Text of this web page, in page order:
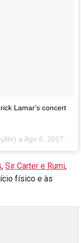
Lamar's concert
aAgo 6, 2017 às 11:54 PDT
,Sir Carter e Rumi,
físico e às